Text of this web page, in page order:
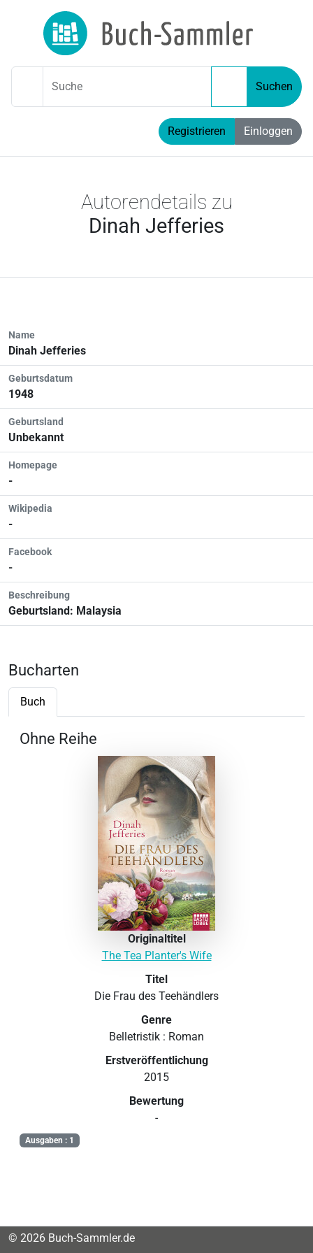
Suche Suchen
Registrieren Einloggen
Autorendetails zu
Dinah Jefferies
Name
Dinah Jefferies
Geburtsdatum
1948
Geburtsland
Unbekannt
Homepage
-
Wikipedia
-
Facebook
-
Beschreibung
Geburtsland: Malaysia
Bucharten
Buch
Ohne Reihe
Originaltitel
The Tea Planter's Wife
Titel
Die Frau des Teehändlers
Genre
Belletristik : Roman
Erstveröffentlichung
2015
Bewertung
-
Ausgaben : 1
© 2026 Buch-Sammler.de